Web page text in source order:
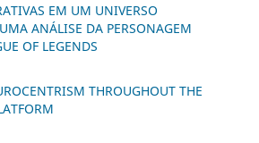
EM UM UNIVERSO
ANÁLISE DA PERSONAGEM
OF LEGENDS
THROUGHOUT THE